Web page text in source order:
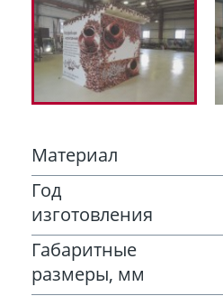
Материал
Год
изготовления
Габаритные
размеры, мм